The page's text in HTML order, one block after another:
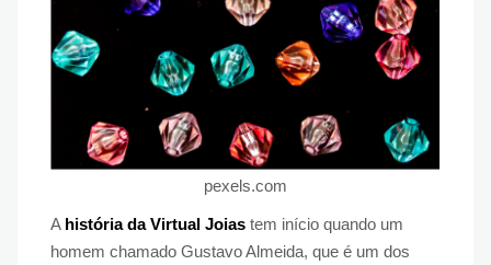
pexels.com
A história da Virtual Joias tem início quando um
homem chamado Gustavo Almeida, que é um dos